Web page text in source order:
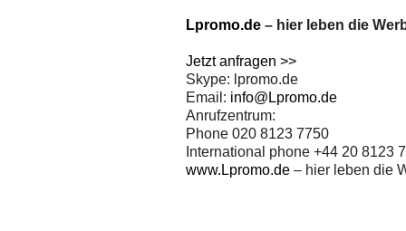
Lpromo.de – hier leben die
Jetzt anfragen >>
Skype: lpromo.de
Email: info@Lpromo.de
Anrufzentrum:
Phone 020 8123 7750
International phone +44 20 8123
www.Lpromo.de – hier leben die